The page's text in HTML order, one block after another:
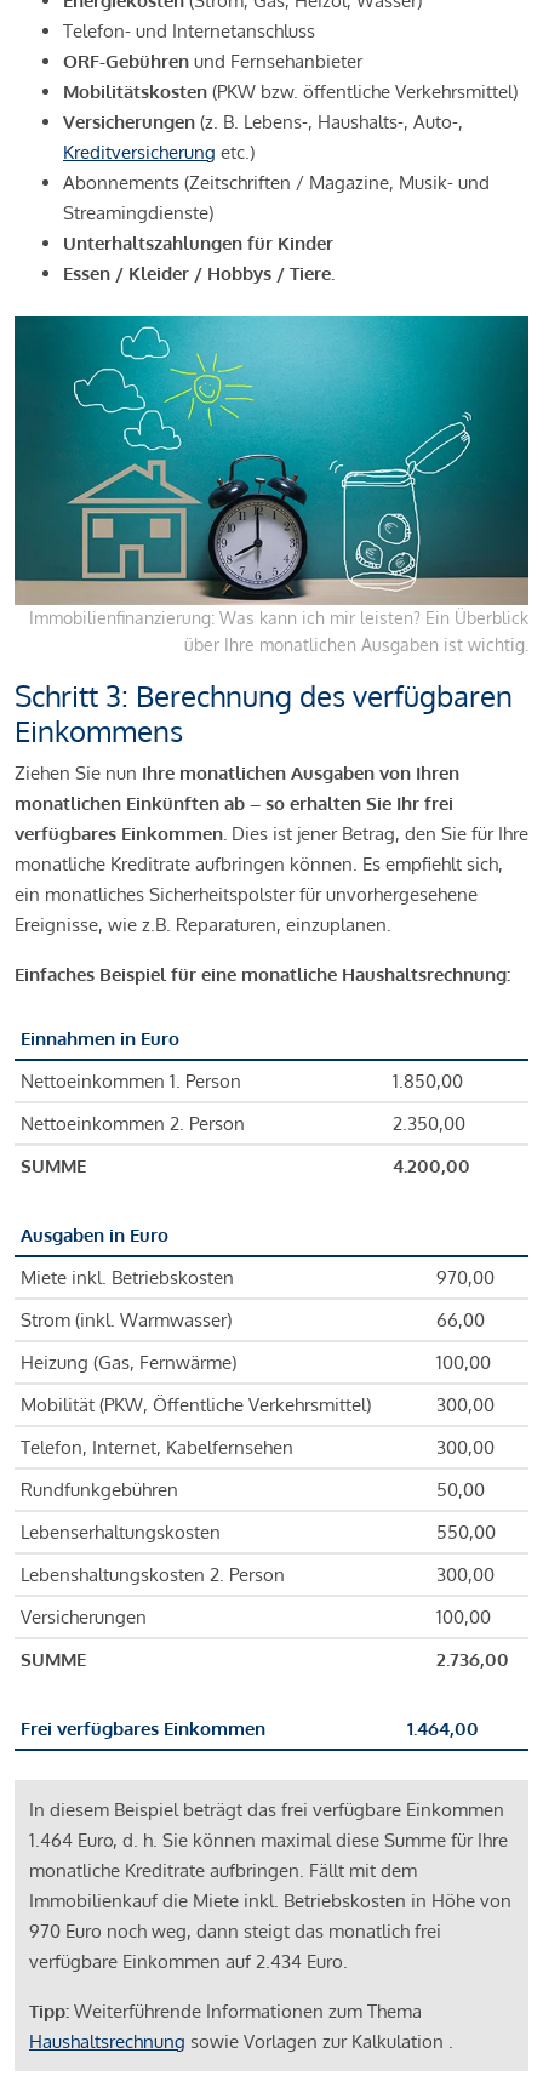
Telefon- und Internetanschluss
ORF-Gebühren und Fernsehanbieter
Mobilitätskosten (PKW bzw. öffentliche Verkehrsmittel)
Versicherungen (z. B. Lebens-, Haushalts-, Auto-,
Kreditversicherung etc.)
Abonnements (Zeitschriften / Magazine, Musik- und
Streamingdienste)
Unterhaltszahlungen für Kinder
Essen / Kleider / Hobbys / Tiere.
Immobilienfinanzierung: Was kann ich mir leisten? Ein Überblick
über Ihre monatlichen Ausgaben ist wichtig.
Schritt 3: Berechnung des verfügbaren
Einkommens
Ziehen Sie nun Ihre monatlichen Ausgaben von Ihren
monatlichen Einkünften ab – so erhalten Sie Ihr frei
verfügbares Einkommen. Dies ist jener Betrag, den Sie für Ihre
monatliche Kreditrate aufbringen können. Es empfiehlt sich,
ein monatliches Sicherheitspolster für unvorhergesehene
Ereignisse, wie z.B. Reparaturen, einzuplanen.
Einfaches Beispiel für eine monatliche Haushaltsrechnung:
Einnahmen in Euro
Nettoeinkommen 1. Person
1.850,00
Nettoeinkommen 2. Person
2.350,00
SUMME
4.200,00
Ausgaben in Euro
Miete inkl. Betriebskosten
970,00
Strom (inkl. Warmwasser)
66,00
Heizung (Gas, Fernwärme)
100,00
Mobilität (PKW, Öffentliche Verkehrsmittel)
300,00
Telefon, Internet, Kabelfernsehen
300,00
Rundfunkgebühren
50,00
Lebenserhaltungskosten
550,00
Lebenshaltungskosten 2. Person
300,00
Versicherungen
100,00
SUMME
2.736,00
Frei verfügbares Einkommen 1.464,00
In diesem Beispiel beträgt das frei verfügbare Einkommen
1.464 Euro, d. h. Sie können maximal diese Summe für Ihre
monatliche Kreditrate aufbringen. Fällt mit dem
Immobilienkauf die Miete inkl. Betriebskosten in Höhe von
970 Euro noch weg, dann steigt das monatlich frei
verfügbare Einkommen auf 2.434 Euro.
Tipp: Weiterführende Informationen zum Thema
Haushaltsrechnung sowie Vorlagen zur Kalkulation .